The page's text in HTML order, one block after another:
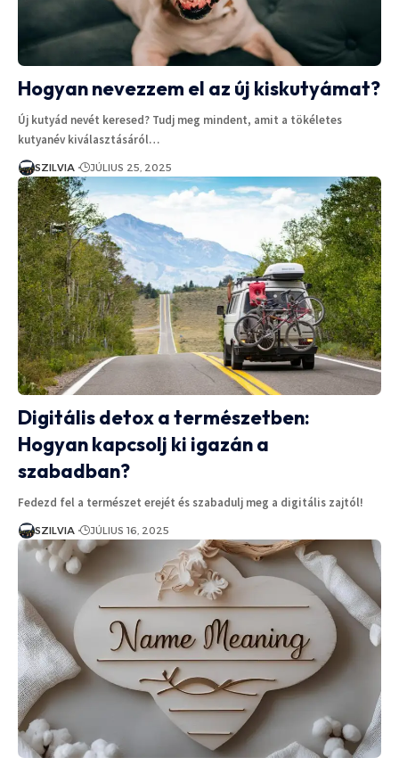
Hogyan nevezzem el az új kiskutyámat?
Új kutyád nevét keresed? Tudj meg mindent, amit a tökéletes
kutyanév kiválasztásáról…
SZILVIA JÚLIUS 25, 2025
Digitális detox a természetben:
Hogyan kapcsolj ki igazán a
szabadban?
Fedezd fel a természet erejét és szabadulj meg a digitális zajtól!
SZILVIA JÚLIUS 16, 2025